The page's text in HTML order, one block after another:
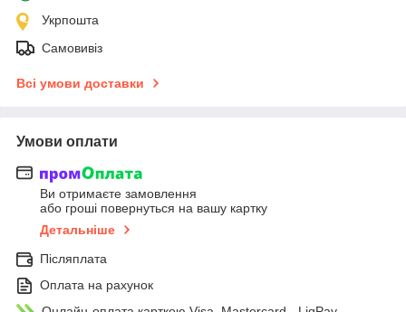
Укрпошта
Самовивіз
Всі умови доставки
Умови оплати
Ви отримаєте замовлення
або гроші повернуться на вашу картку
Детальніше
Післяплата
Оплата на рахунок